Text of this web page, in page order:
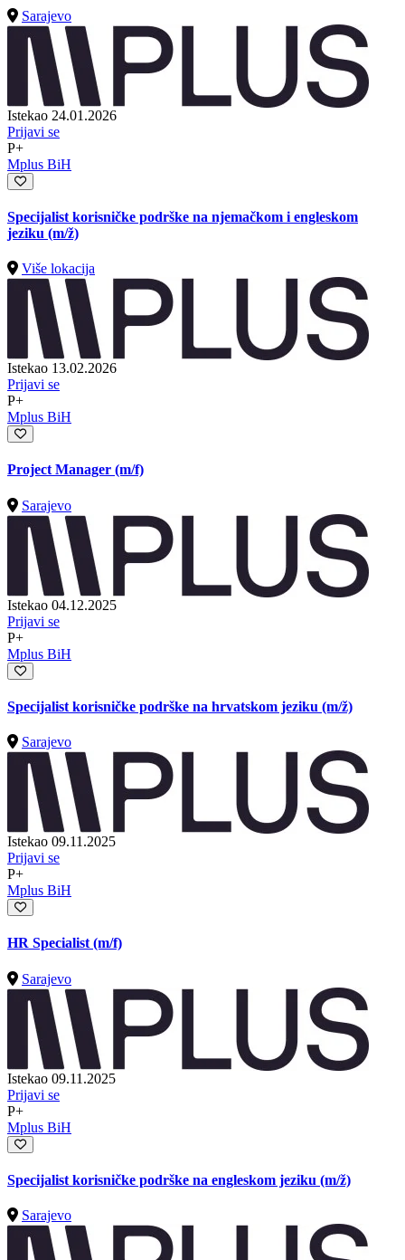
Sarajevo
Istekao 24.01.2026
Prijavi se
P+
Mplus BiH
Specijalist korisničke podrške na njemačkom i engleskom
jeziku (m/ž)
Više lokacija
Istekao 13.02.2026
Prijavi se
P+
Mplus BiH
Project Manager (m/f)
Sarajevo
Istekao 04.12.2025
Prijavi se
P+
Mplus BiH
Specijalist korisničke podrške na hrvatskom jeziku (m/ž)
Sarajevo
Istekao 09.11.2025
Prijavi se
P+
Mplus BiH
HR Specialist (m/f)
Sarajevo
Istekao 09.11.2025
Prijavi se
P+
Mplus BiH
Specijalist korisničke podrške na engleskom jeziku (m/ž)
Sarajevo